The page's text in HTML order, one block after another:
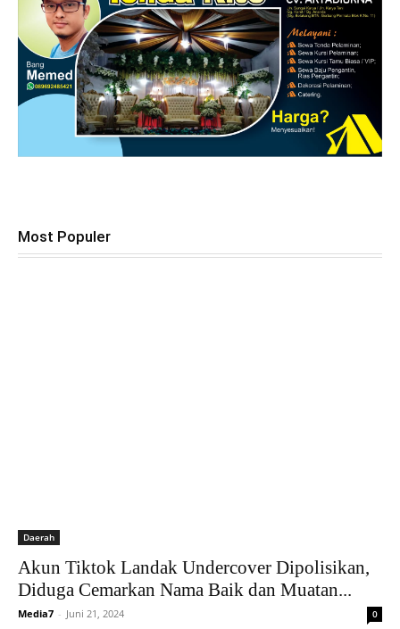
Most Populer
Daerah
Akun Tiktok Landak Undercover Dipolisikan,
Diduga Cemarkan Nama Baik dan Muatan...
Media7 - Juni 21, 2024 0